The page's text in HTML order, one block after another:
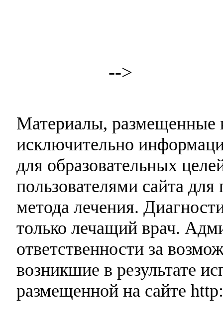
-->
Материалы, размещенные
исключительно
для образовательных
пользователями сайта
метода лечения.
только лечащий врач.
ответственности за
возникшие в результате
размещенной на сайте